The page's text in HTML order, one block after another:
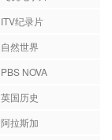
ITV纪录片
自然世界
PBS NOVA
英国历史
阿拉斯加